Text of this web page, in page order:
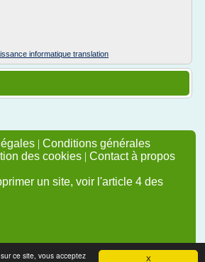
X
ce site, vous acceptez
informatique translation
| Conditions générales
des cookies | Contact à propos
un site, voir l'article 4 des